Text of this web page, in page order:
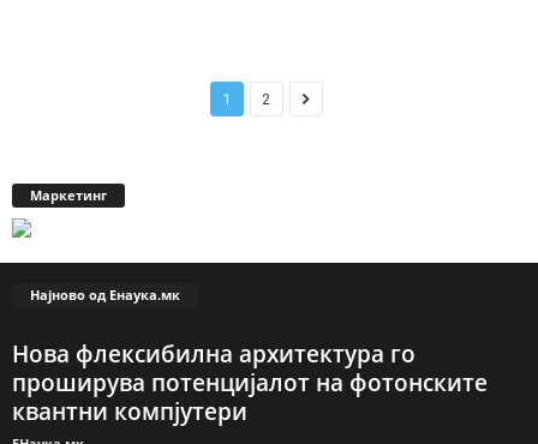
1 2
Маркетинг
Најново од Енаука.мк
Нова флексибилна архитектура го
проширува потенцијалот на фотонските
квантни компјутери